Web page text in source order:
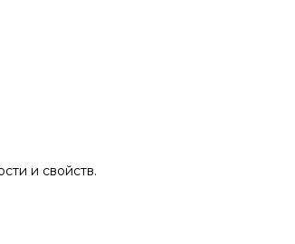
и свойств.